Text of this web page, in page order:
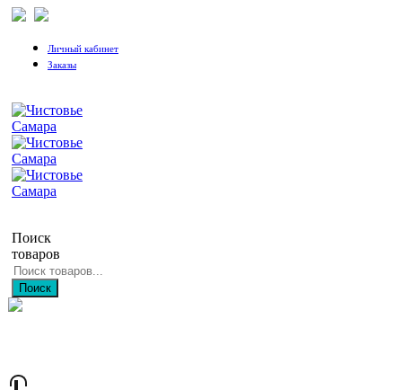
Личный кабинет
Заказы
Поиск
товаров
Поиск
+7 (927) 692-85-83